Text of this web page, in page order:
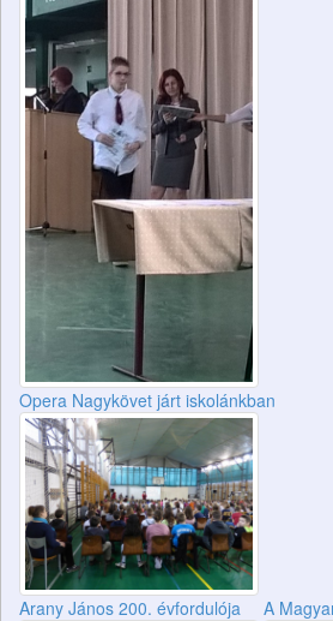
Opera Nagykövet járt iskolánkban
Arany János 200. évfordulója A